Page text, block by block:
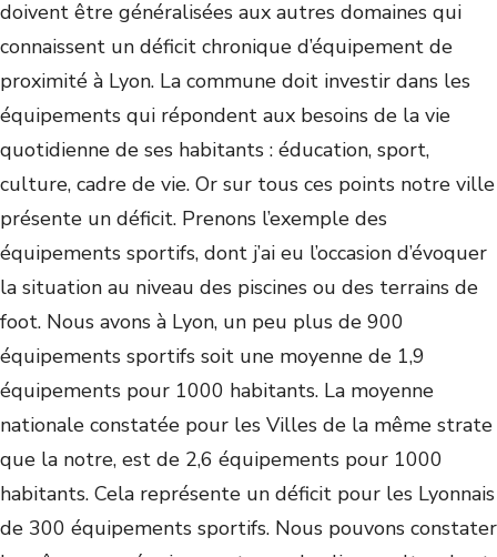
doivent être généralisées aux autres domaines qui
connaissent un déficit chronique d’équipement de
proximité à Lyon. La commune doit investir dans les
équipements qui répondent aux besoins de la vie
quotidienne de ses habitants : éducation, sport,
culture, cadre de vie. Or sur tous ces points notre ville
présente un déficit. Prenons l’exemple des
équipements sportifs, dont j’ai eu l’occasion d’évoquer
la situation au niveau des piscines ou des terrains de
foot. Nous avons à Lyon, un peu plus de 900
équipements sportifs soit une moyenne de 1,9
équipements pour 1000 habitants. La moyenne
nationale constatée pour les Villes de la même strate
que la notre, est de 2,6 équipements pour 1000
habitants. Cela représente un déficit pour les Lyonnais
de 300 équipements sportifs. Nous pouvons constater